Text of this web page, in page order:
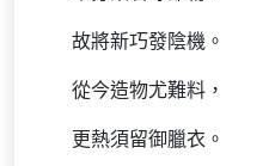
故將新巧發陰機。
從今造物尤難料，
更熱須留御臘衣。